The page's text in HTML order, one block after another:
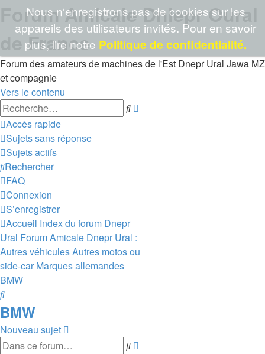
Nous n‘enregistrons pas de cookies sur les
appareils des utilisateurs invités. Pour en savoir
plus, lire notre Politique de confidentialité.
Forum Amicale Dniepr Oural
de France
Forum des amateurs de machines de l'Est Dnepr Ural Jawa MZ
et compagnie
Vers le contenu
Rechercher
Accès rapide
Sujets sans réponse
Sujets actifs
Rechercher
FAQ
Connexion
S’enregistrer
Accueil Index du forum Dnepr
Ural Forum Amicale Dnepr Ural :
Autres véhiculesAutres motos ou
side-car Marques allemandes
BMW
Rechercher
BMW
Nouveau sujet
Rechercher